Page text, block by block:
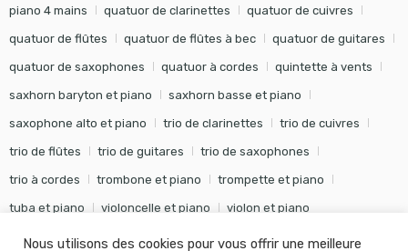
piano 4 mains quatuor de clarinettes quatuor de cuivres
quatuor de flûtes quatuor de flûtes à bec quatuor de guitares
quatuor de saxophones quatuor à cordes quintette à vents
saxhorn baryton et piano saxhorn basse et piano
saxophone alto et piano trio de clarinettes trio de cuivres
trio de flûtes trio de guitares trio de saxophones
trio à cordes trombone et piano trompette et piano
tuba et piano violoncelle et piano violon et piano
Nous utilisons des cookies pour vous offrir une meilleure